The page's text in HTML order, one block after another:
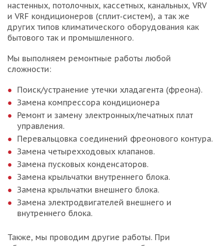
настенных, потолочных, кассетных, канальных, VRV
и VRF кондиционеров (сплит-систем), а так же
других типов климатического оборудования как
бытового так и промышленного.
Мы выполняем ремонтные работы любой
сложности:
Поиск/устранение утечки хладагента (фреона).
Замена компрессора кондиционера
Ремонт и замену электронных/печатных плат
управления.
Перевальцовка соединений фреонового контура.
Замена четырехходовых клапанов.
Замена пусковых конденсаторов.
Замена крыльчатки внутреннего блока.
Замена крыльчатки внешнего блока.
Замена электродвигателей внешнего и
внутреннего блока.
Также, мы проводим другие работы. При